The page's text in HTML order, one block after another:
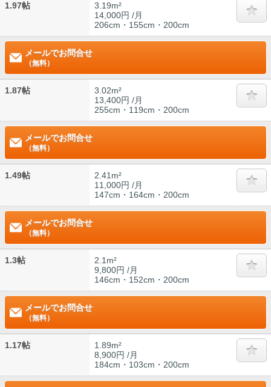
1.97帖
3.19m²
14,000円 /月
206cm・155cm・200cm
メールでお問合せ
（無料）
1.87帖
3.02m²
13,400円 /月
255cm・119cm・200cm
メールでお問合せ
（無料）
1.49帖
2.41m²
11,000円 /月
147cm・164cm・200cm
メールでお問合せ
（無料）
1.3帖
2.1m²
9,800円 /月
146cm・152cm・200cm
メールでお問合せ
（無料）
1.17帖
1.89m²
8,900円 /月
184cm・103cm・200cm